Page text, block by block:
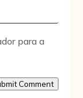
para a
Comment